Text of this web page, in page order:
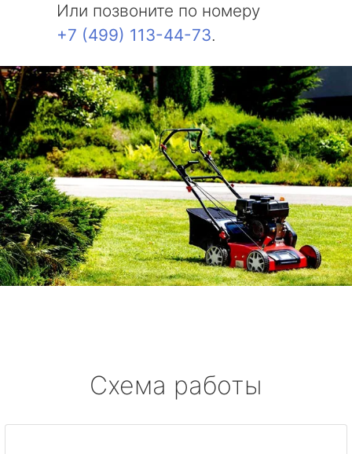
Или позвоните по номеру
+7 (499) 113-44-73.
Схема работы